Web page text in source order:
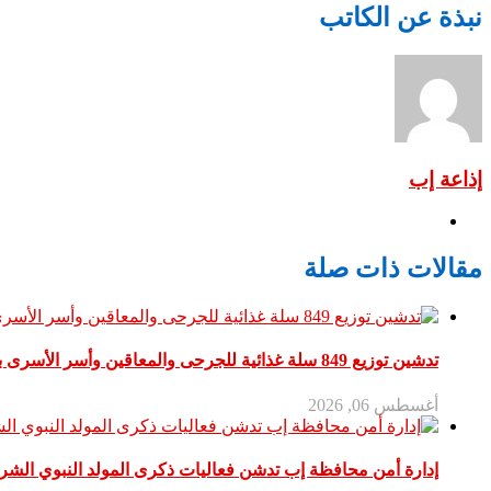
نبذة عن الكاتب
إذاعة إب
مقالات ذات صلة
تدشين توزيع 849 سلة غذائية للجرحى والمعاقين وأسر الأسرى بإب
أغسطس 06, 2026
إدارة أمن محافظة إب تدشن فعاليات ذكرى المولد النبوي